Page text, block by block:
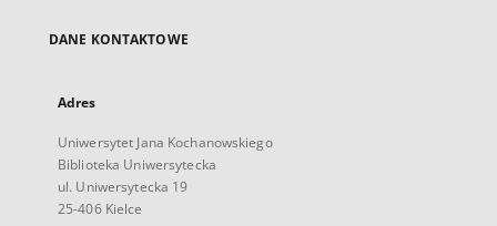
DANE KONTAKTOWE
Adres
Uniwersytet Jana Kochanowskiego
Biblioteka Uniwersytecka
ul. Uniwersytecka 19
25-406 Kielce